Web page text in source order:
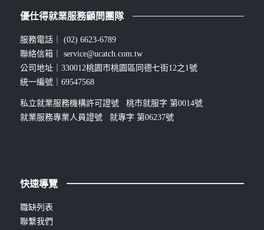
優仕得就業服務顧問團隊
服務電話｜ (02) 6623-6789
聯絡信箱｜ service@ucatch.com.tw
公司地址｜330012桃園市桃園區同德七街12之1號
統一編號｜69547568
私立就業服務機構許可證號 桃市就服字 第0014號
就業服務專業人員證號 就專字 第06237號
快速導覽
職缺列表
聯繫我們